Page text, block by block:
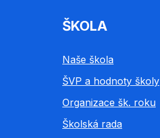
ŠKOLA
Naše škola
ŠVP a hodnoty školy
Organizace šk. roku
Školská rada